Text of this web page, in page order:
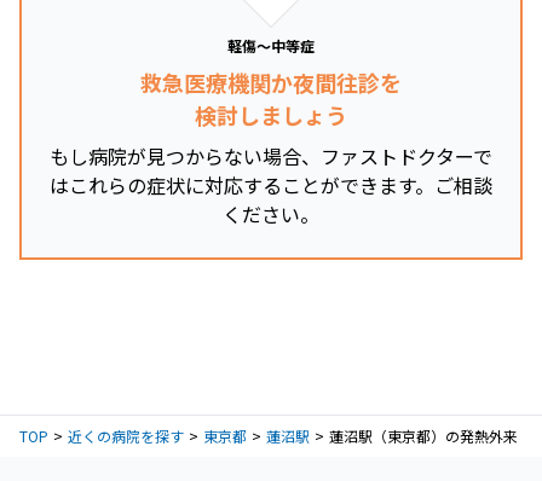
軽傷～中等症
救急医療機関か夜間往診を
検討しましょう
もし病院が見つからない場合、ファストドクターで
はこれらの症状に対応することができます。ご相談
ください。
TOP 近くの病院を探す 東京都 蓮沼駅 蓮沼駅（東京都）の発熱外来